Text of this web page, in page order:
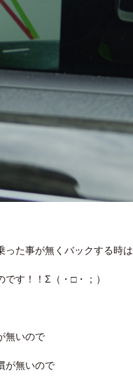
った事が無くバックする時は
す！！Σ（・□・；）
無いので
が無いので